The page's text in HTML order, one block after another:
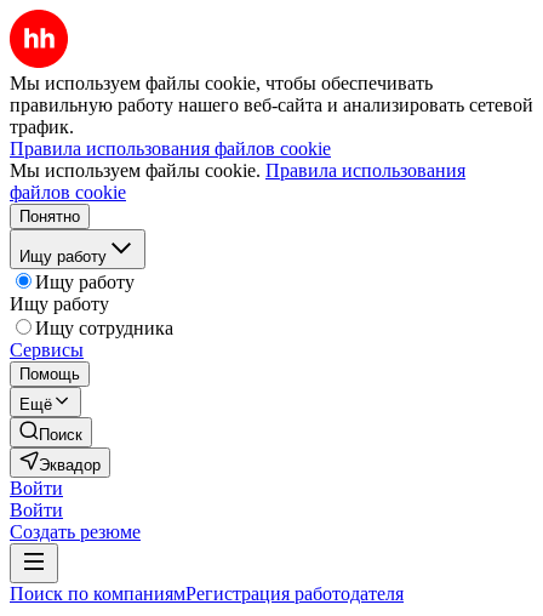
Мы используем файлы cookie, чтобы обеспечивать
правильную работу нашего веб-сайта и анализировать сетевой
трафик.
Правила использования файлов cookie
Мы используем файлы cookie. Правила использования
файлов cookie
Понятно
Ищу работу
Ищу работу
Ищу работу
Ищу сотрудника
Сервисы
Помощь
Ещё
Поиск
Эквадор
Войти
Войти
Создать резюме
Поиск по компаниямРегистрация работодателя